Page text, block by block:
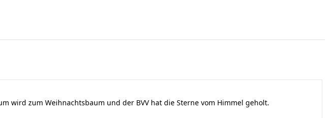
wird zum Weihnachtsbaum und der BVV hat die Sterne vom Himmel geholt.